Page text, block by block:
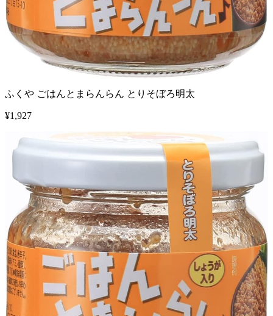
ふくや ごはんとまらんらん とりそぼろ明太
¥1,927